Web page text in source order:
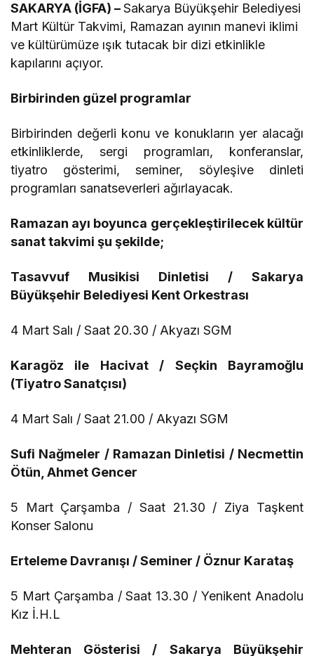
SAKARYA (İGFA) –Sakarya Büyükşehir Belediyesi
Mart Kültür Takvimi, Ramazan ayının manevi iklimi
ve kültürümüze ışık tutacak bir dizi etkinlikle
kapılarını açıyor.
Birbirinden güzel programlar
Birbirinden değerli konu ve konukların yer alacağı
etkinliklerde, sergi programları, konferanslar,
tiyatro gösterimi, seminer, söyleşive dinleti
programları sanatseverleri ağırlayacak.
Ramazan ayı boyunca gerçekleştirilecek kültür
sanat takvimi şu şekilde;
Tasavvuf Musikisi Dinletisi / Sakarya
Büyükşehir Belediyesi Kent Orkestrası
4 Mart Salı / Saat 20.30 / Akyazı SGM
Karagöz ile Hacivat / Seçkin Bayramoğlu
(Tiyatro Sanatçısı)
4 Mart Salı / Saat 21.00 / Akyazı SGM
Sufi Nağmeler / Ramazan Dinletisi / Necmettin
Ötün, Ahmet Gencer
5 Mart Çarşamba / Saat 21.30 / Ziya Taşkent
Konser Salonu
Erteleme Davranışı / Seminer / Öznur Karataş
5 Mart Çarşamba / Saat 13.30 / Yenikent Anadolu
Kız İ.H.L
Mehteran Gösterisi / Sakarya Büyükşehir